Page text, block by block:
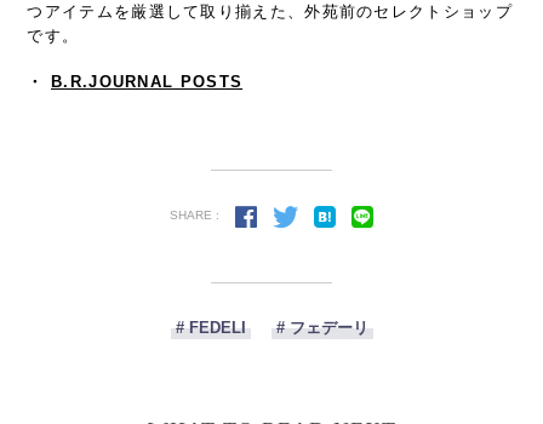
つアイテムを厳選して取り揃えた、外苑前のセレクトショップ
です。
・B.R.JOURNAL POSTS
SHARE :
# FEDELI # フェデーリ